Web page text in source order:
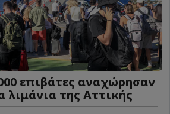
επιβάτες αναχώρησαν
λιμάνια της Αττικής